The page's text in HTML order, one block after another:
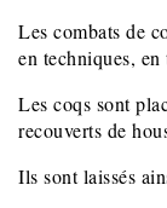
Les combats de
en techniques,
Les coqs sont
recouverts de
Ils sont laissés